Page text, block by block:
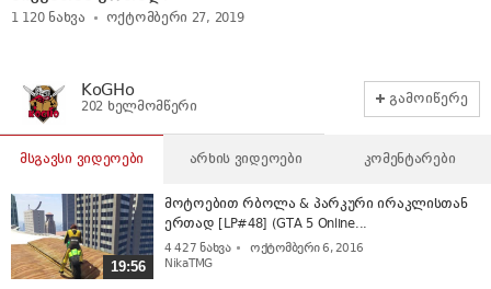
1 120ნახვა ოქტომბერი 27, 2019
გამოიწერე
KoGHo
202 ხელმომწერი
მსგავსი ვიდეოები არხის ვიდეოები კომენტარები
19:56
მოტოებით რბოლა & პარკური ირაკლისთან
ერთად [LP#48] (GTA 5 Online...
4 427 ნახვა
ოქტომბერი 6, 2016
NikaTMG